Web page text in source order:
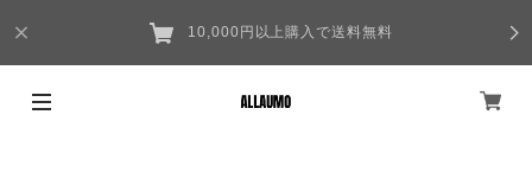
10,000円以上購入で送料無料